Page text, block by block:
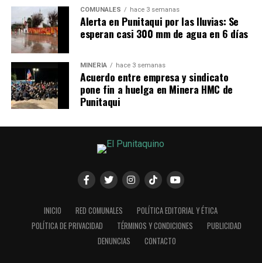
COMUNALES hace 3 semanas
Alerta en Punitaqui por las lluvias: Se
esperan casi 300 mm de agua en 6 días
MINERÍA hace 3 semanas
Acuerdo entre empresa y sindicato
pone fin a huelga en Minera HMC de
Punitaqui
INICIO RED COMUNALES
POLÍTICA EDITORIAL Y ÉTICA
POLÍTICA DE PRIVACIDAD
TÉRMINOS Y CONDICIONES
PUBLICIDAD
DENUNCIAS
CONTACTO